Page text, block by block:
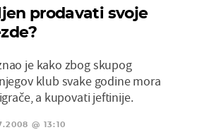
prodavati svoje
je kako zbog skupog
klub svake godine mora
a kupovati jeftinije.
@ 13:10